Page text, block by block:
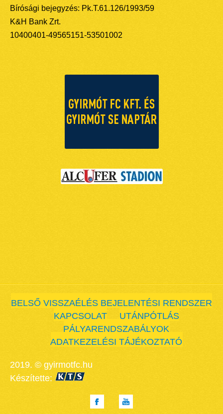
Bírósági bejegyzés: Pk.T.61.126/1993/59
K&H Bank Zrt.
10400401-49565151-53501002
BELSŐ VISSZAÉLÉS BEJELENTÉSI RENDSZER
KAPCSOLAT
UTÁNPÓTLÁS
PÁLYARENDSZABÁLYOK
ADATKEZELÉSI TÁJÉKOZTATÓ
2019. © gyirmotfc.hu
Készítette: